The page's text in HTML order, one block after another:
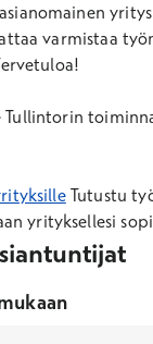
varmistaa
Tullintorin
Tutustu
yrityksellesi